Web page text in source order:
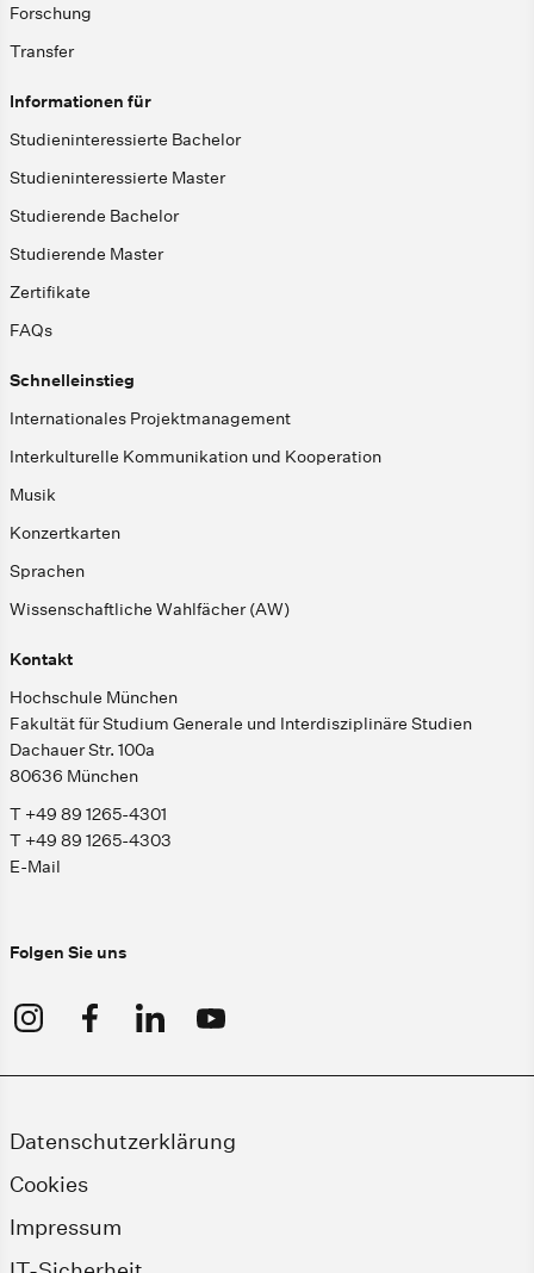
Forschung
Transfer
Informationen für
Studieninteressierte Bachelor
Studieninteressierte Master
Studierende Bachelor
Studierende Master
Zertifikate
FAQs
Schnelleinstieg
Internationales Projektmanagement
Interkulturelle Kommunikation und Kooperation
Musik
Konzertkarten
Sprachen
Wissenschaftliche Wahlfächer (AW)
Kontakt
Hochschule München
Fakultät für Studium Generale und Interdisziplinäre Studien
Dachauer Str. 100a
80636 München
T +49 89 1265-4301
T +49 89 1265-4303
E-Mail
Folgen Sie uns
Datenschutzerklärung
Cookies
Impressum